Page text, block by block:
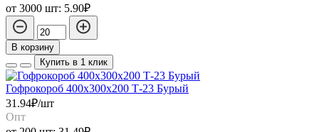
от 3000 шт: 5.90₽
В корзину
Купить в 1 клик
Гофрокороб 400х300х200 Т-23 Бурый
31.94₽/шт
Опт